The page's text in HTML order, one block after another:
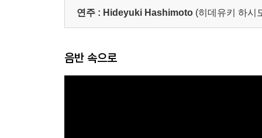
연주 : Hideyuki Hashimoto (히데유키 하시
음반 속으로